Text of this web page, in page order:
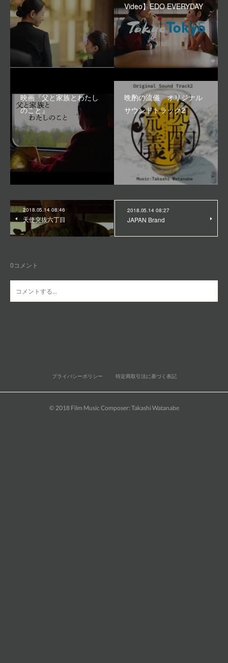
Video】EDO EVERYDAY
映画『父と家族とわたし
のこと』
晩酌の流儀 オリジナル
サウンドトラック2
2018.05.14 08:46
天使突抜六丁目
2018.05.14 08:27
JAPAN Brand
0コメント
プライバシーポリシー 特定商取引法に基づく表記
© 2018 Film Music Composer: Takashi Watanabe